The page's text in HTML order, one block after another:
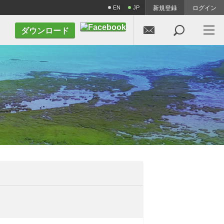
EN JP 新規登録 ログイン
ダウンロード  